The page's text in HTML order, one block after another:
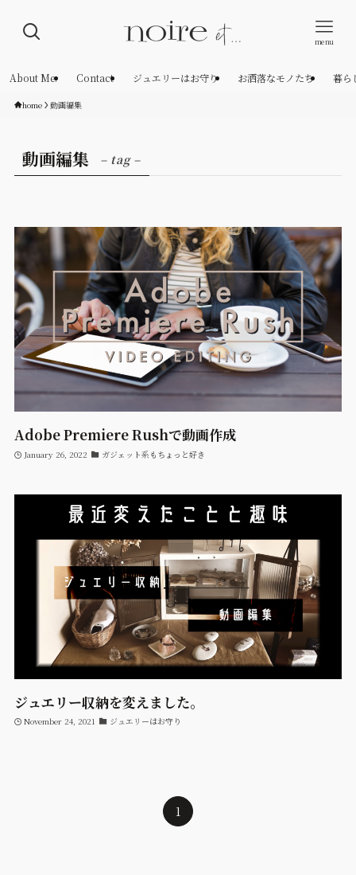
menu
About Me. Contact ジュエリーはお守り お洒落なモノたち 暮ら
home 動画編集
動画編集 – tag –
Adobe Premiere Rushで動画作成
January 26, 2022 ガジェット系もちょっと好き
ジュエリー収納を変えました。
November 24, 2021 ジュエリーはお守り
1